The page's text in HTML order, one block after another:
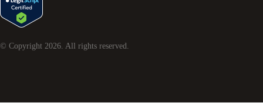
© Copyright 2026 . All rights reserved.